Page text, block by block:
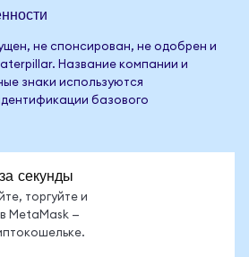
не спонсирован, не одобрен и
Название компании и
знаки используются
базового
секунды
торгуйте и
MetaMask —